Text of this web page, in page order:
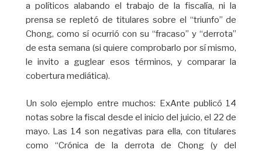
a políticos alabando el trabajo de la fiscalía, ni la
prensa se repletó de titulares sobre el “triunfo” de
Chong, como sí ocurrió con su “fracaso” y “derrota”
de esta semana (si quiere comprobarlo por sí mismo,
le invito a guglear esos términos, y comparar la
cobertura mediática).
Un solo ejemplo entre muchos: ExAnte publicó 14
notas sobre la fiscal desde el inicio del juicio, el 22 de
mayo. Las 14 son negativas para ella, con titulares
como “Crónica de la derrota de Chong (y del